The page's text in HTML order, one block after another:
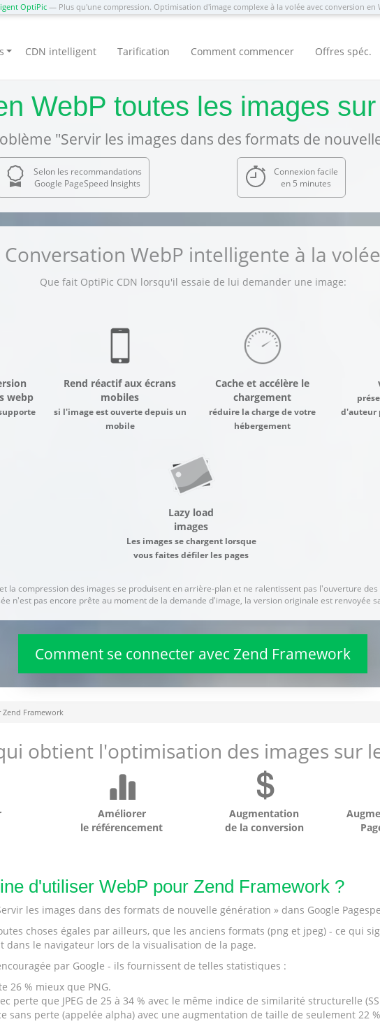
OptiPic — Plus qu'une compression. Optimisation d'image complexe à la volée avec conversion en
CDN intelligent Tarification Comment commencer Offres spéc.
WebP toutes les images
"Servir les images dans des formats de
Selon les recommandations
Google PageSpeed Insights
Connexion facile
en 5 minutes
Conversation WebP intelligente à la volée
Que fait OptiPic CDN lorsqu'il essaie de lui demander une image:
webp
Rend réactif aux écrans
mobiles
si l'image est ouverte depuis un
mobile
Cache et accélère le
chargement
réduire la charge de votre
hébergement
d'auteur
Lazy load
images
Les images se chargent lorsque
vous faites défiler les pages
la compression des images se produisent en arrière-plan et ne ralentissent pas l'ouverture
n'est pas encore prête au moment de la demande d'image, la version originale est renvoyée
Comment se connecter avec Zend Framework
Framework
obtient l'optimisation des images sur
Améliorer
le référencement
Augmentation
de la conversion
d'utiliser WebP pour Zend Framework ?
les images dans des formats de nouvelle génération » dans Google
choses égales par ailleurs, que les anciens formats (png et jpeg) - ce qui
le navigateur lors de la visualisation de la page.
par Google - ils fournissent de telles statistiques :
26 % mieux que PNG.
perte que JPEG de 25 à 34 % avec le même indice de similarité structurelle
sans perte (appelée alpha) avec une augmentation de taille de seulement 22